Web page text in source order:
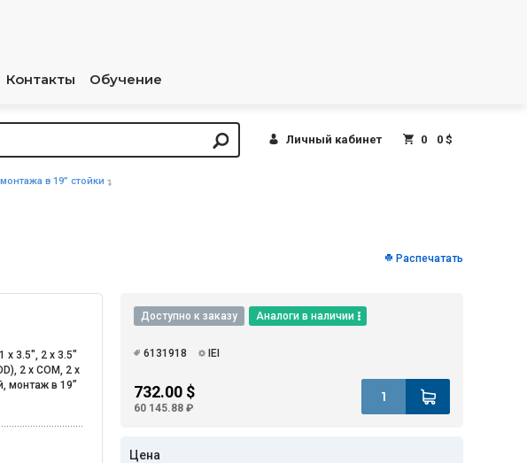
Контакты Обучение
Личный кабинет 0 0 $
в 19” стойки
Распечатать
Доступно к заказу Аналоги в наличии
6131918 IEI
732.00 $
60 145.88 ₽
Цена
x 3.5", 2 x 3.5"
2 x COM, 2 x
монтаж в 19”